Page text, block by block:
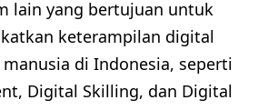
lain yang bertujuan untuk
keterampilan digital
di Indonesia, seperti
Digital Skilling, dan Digital